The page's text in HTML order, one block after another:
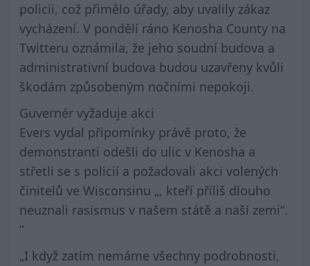
policii, což přimělo úřady, aby uvalily zákaz
vycházení. V pondělí ráno Kenosha County na
Twitteru oznámila, že jeho soudní budova a
administrativní budova budou uzavřeny kvůli
škodám způsobeným nočními nepokoji.
Guvernér vyžaduje akci
Evers vydal připomínky právě proto, že
demonstranti odešli do ulic v Kenosha a
střetli se s policií a požadovali akci volených
činitelů ve Wisconsinu „, kteří příliš dlouho
neuznali rasismus v našem státě a naší zemi“.
“
„I když zatím nemáme všechny podrobnosti,